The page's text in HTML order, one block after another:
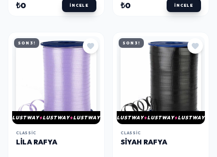
₺0 İNCELE ₺0 İNCELE
SON 3!
LUSTWAY LUSTWAY LUSTWAY
CLASSIC
LILA RAFYA
SON 3!
LUSTWAY LUSTWAY LUSTWAY
CLASSIC
SIYAH RAFYA